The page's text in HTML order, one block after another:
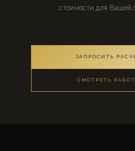
стоимости для Вашей
ЗАПРОСИТЬ
СМОТРЕТЬ